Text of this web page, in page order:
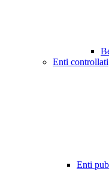
Enti controllati
Enti